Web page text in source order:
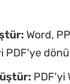
Word,
PDF'ye
PDF'yi